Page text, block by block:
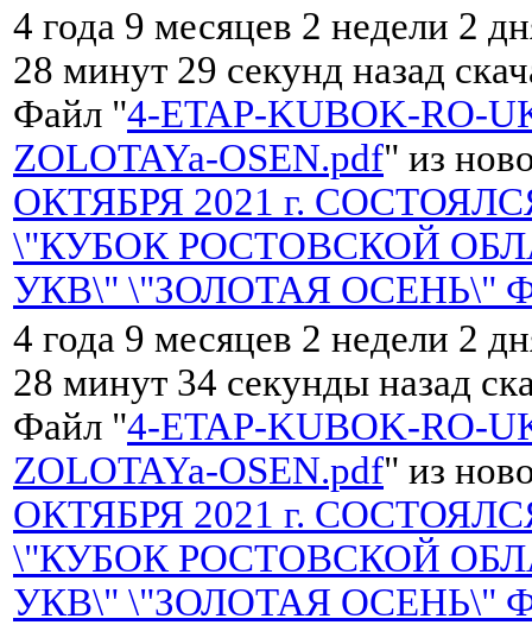
4 года 9 месяцев 2 недели 2
28 минут 29 секунд назад
Файл "4-ETAP-KUBOK-RO-
ZOLOTAYa-OSEN.pdf" из
ОКТЯБРЯ 2021 г.
\"КУБОК РОСТОВСКОЙ
УКВ\" \"ЗОЛОТАЯ ОСЕНЬ\"
4 года 9 месяцев 2 недели 2
28 минут 34 секунды назад
Файл "4-ETAP-KUBOK-RO-
ZOLOTAYa-OSEN.pdf" из
ОКТЯБРЯ 2021 г.
\"КУБОК РОСТОВСКОЙ
УКВ\" \"ЗОЛОТАЯ ОСЕНЬ\"